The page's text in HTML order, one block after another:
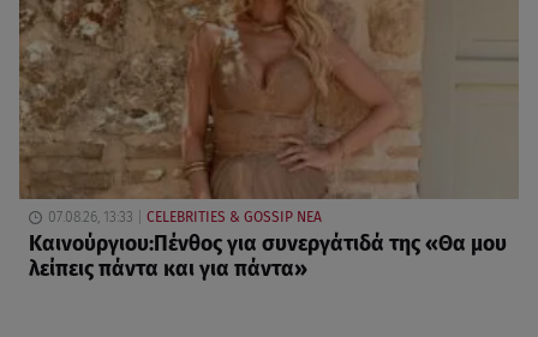
07.08.26, 13:33 CELEBRITIES & GOSSIP ΝΕΑ
Καινούργιου:Πένθος για συνεργάτιδά της «Θα μου
λείπεις πάντα και για πάντα»